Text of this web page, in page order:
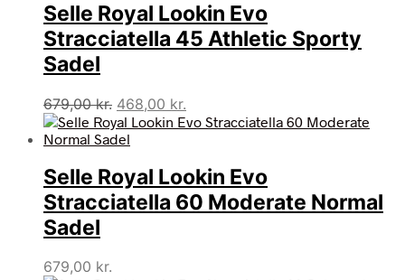
Selle Royal Lookin Evo
Stracciatella 45 Athletic Sporty
Sadel
679,00kr. Den
oprindelige
pris
679,00 kr..
468,00 kr.
aktuelle
468,00 kr..
Selle Royal Lookin Evo
Stracciatella 60 Moderate Normal
Sadel
679,00 kr.